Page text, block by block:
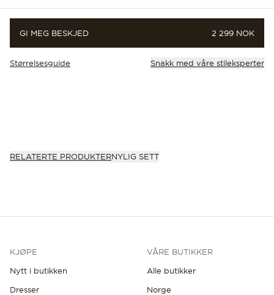
GI MEG BESKJED PRIS
2 299 NOK
Størrelsesguide Snakk med våre stileksperter
RELATERTE PRODUKTERNYLIG SETT
KJØPE
Nytt i butikken
Dresser
VÅRE BUTIKKER
Alle butikker
Norge